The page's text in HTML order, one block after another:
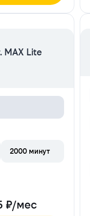
MAX Lite
2000 минут
₽/мес